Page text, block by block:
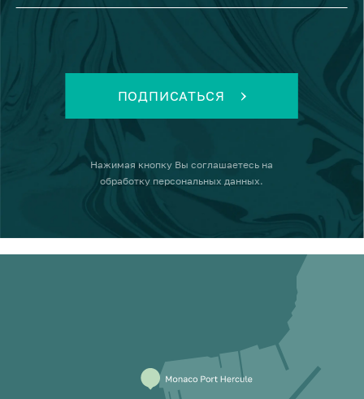
ПОДПИСАТЬСЯ
Нажимая кнопку Вы соглашаетесь на
обработку персональных данных.